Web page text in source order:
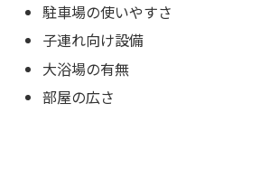
駐車場の使いやすさ
子連れ向け設備
大浴場の有無
部屋の広さ